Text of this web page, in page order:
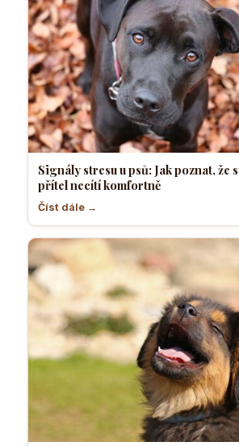
Signály stresu u psů: Jak poznat, že
přítel necítí komfortně
Číst dále →